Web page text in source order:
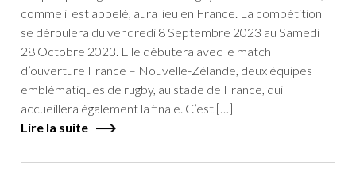
comme il est appelé, aura lieu en France. La compétition
se déroulera du vendredi 8 Septembre 2023 au Samedi
28 Octobre 2023. Elle débutera avec le match
d’ouverture France – Nouvelle-Zélande, deux équipes
emblématiques de rugby, au stade de France, qui
accueillera également la finale. C’est […]
Lire la suite